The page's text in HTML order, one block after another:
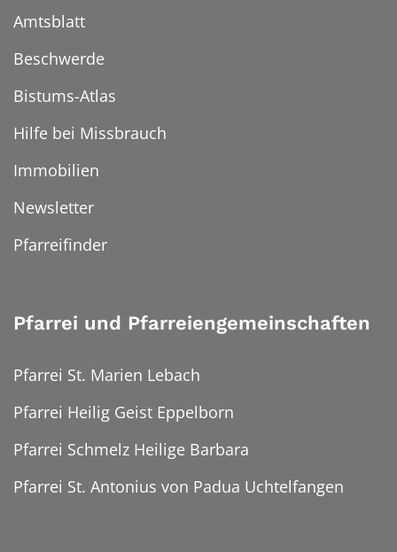
Amtsblatt
Beschwerde
Bistums-Atlas
Hilfe bei Missbrauch
Immobilien
Newsletter
Pfarreifinder
Pfarrei und Pfarreiengemeinschaften
Pfarrei St. Marien Lebach
Pfarrei Heilig Geist Eppelborn
Pfarrei Schmelz Heilige Barbara
Pfarrei St. Antonius von Padua Uchtelfangen